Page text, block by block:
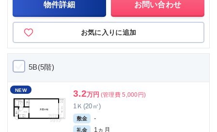
物件詳細 お問い合わせ
お気に入りに追加
5B(5階)
NEW 3.2万円 (管理費 5,000円)
1Ｋ(20㎡)
敷金 -
礼金 1ヵ月